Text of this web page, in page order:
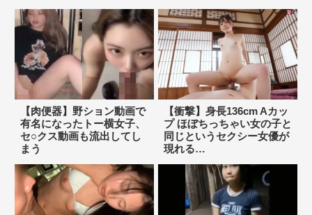
【肉便器】野ション動画で
有名になったトー横女子、
セ○クス動画も流出してし
まう
【衝撃】身長136cm Aカッ
プ ほぼちっちゃい女の子と
同じというセクシー女優が
現れる…